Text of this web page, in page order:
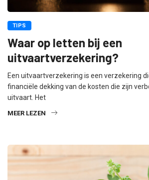
TIPS
Waar op letten bij een
uitvaartverzekering?
Een uitvaartverzekering is een verzekering
financiële dekking van de kosten die zijn
uitvaart. Het
MEER LEZEN